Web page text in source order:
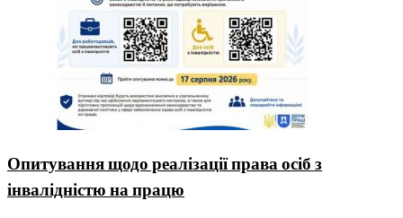
Опитування щодо реалізації права осіб з
інвалідністю на працю